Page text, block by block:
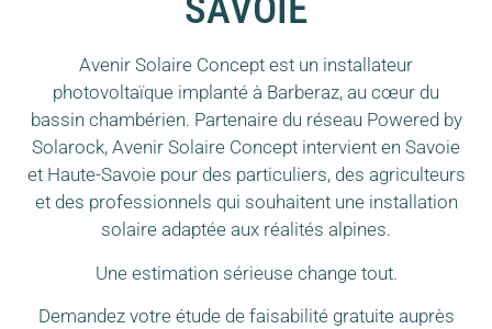
SAVOIE
Avenir Solaire Concept est un installateur
photovoltaïque implanté à Barberaz, au cœur du
bassin chambérien. Partenaire du réseau Powered by
Solarock, Avenir Solaire Concept intervient en Savoie
et Haute-Savoie pour des particuliers, des agriculteurs
et des professionnels qui souhaitent une installation
solaire adaptée aux réalités alpines.
Une estimation sérieuse change tout.
Demandez votre étude de faisabilité gratuite auprès